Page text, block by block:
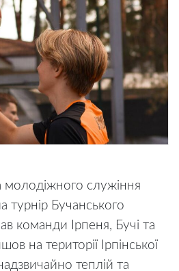
служіння
турнір Бучанського
команди Ірпеня, Бучі та
на території Ірпінської
теплій та